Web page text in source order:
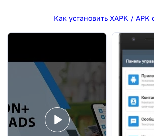
Как установить XAPK / APK